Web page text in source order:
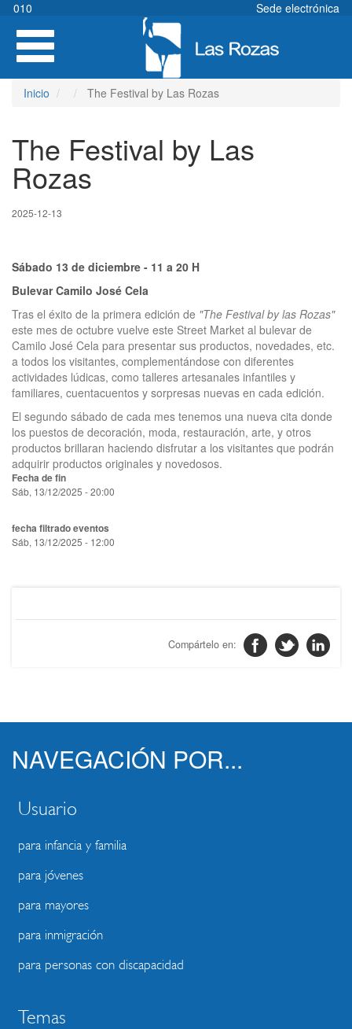
Pasar
contenido
principal
010
Sede electrónica
Toggle
navigation
Inicio The Festival by Las Rozas
The Festival by Las
Rozas
2025-12-13
Sábado 13 de diciembre - 11 a 20 H
Bulevar Camilo José Cela
Tras el éxito de la primera edición de "The Festival by las Rozas"
este mes de octubre vuelve este Street Market al bulevar de
Camilo José Cela para presentar sus productos, novedades, etc.
a todos los visitantes, complementándose con diferentes
actividades lúdicas, como talleres artesanales infantiles y
familiares, cuentacuentos y sorpresas nuevas en cada edición.
El segundo sábado de cada mes tenemos una nueva cita donde
los puestos de decoración, moda, restauración, arte, y otros
productos brillaran haciendo disfrutar a los visitantes que podrán
adquirir productos originales y novedosos.
Fecha de fin
Sáb, 13/12/2025 - 20:00
fecha filtrado eventos
Sáb, 13/12/2025 - 12:00
NAVEGACIÓN POR...
Usuario
para infancia y familia
para jóvenes
para mayores
para inmigración
para personas con discapacidad
Temas